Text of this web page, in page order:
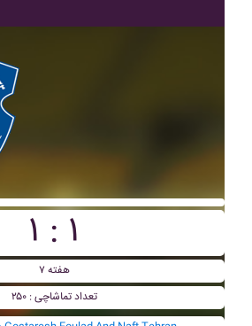
۱ : ۱
هفته ۷
تعداد تماشاچی : ۲۵۰